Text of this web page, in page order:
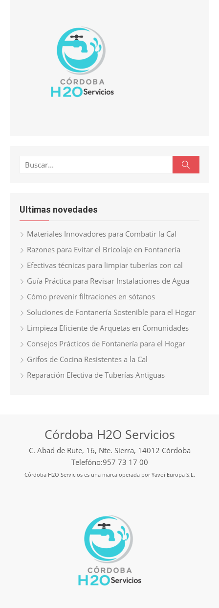
Buscar:
Ultimas novedades
Materiales Innovadores para Combatir la Cal
Razones para Evitar el Bricolaje en Fontanería
Efectivas técnicas para limpiar tuberías con cal
Guía Práctica para Revisar Instalaciones de Agua
Cómo prevenir filtraciones en sótanos
Soluciones de Fontanería Sostenible para el Hogar
Limpieza Eficiente de Arquetas en Comunidades
Consejos Prácticos de Fontanería para el Hogar
Grifos de Cocina Resistentes a la Cal
Reparación Efectiva de Tuberías Antiguas
Córdoba H2O Servicios
C. Abad de Rute, 16, Nte. Sierra, 14012 Córdoba
Telefóno:957 73 17 00
Córdoba H2O Servicios es una marca operada por Yavoi Europa S.L.